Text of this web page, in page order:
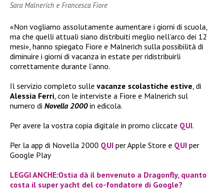
Sara Malnerich e Francesca Fiore
«Non vogliamo assolutamente aumentare i giorni di scuola,
ma che quelli attuali siano distribuiti meglio nell’arco dei 12
mesi», hanno spiegato Fiore e Malnerich sulla possibilità di
diminuire i giorni di vacanza in estate per ridistribuirli
correttamente durante l’anno.
Il servizio completo sulle vacanze scolastiche estive, di
Alessia Ferri, con le interviste a Fiore e Malnerich sul
numero di Novella 2000 in edicola.
Per avere la vostra copia digitale in promo cliccate QUI.
Per la app di Novella 2000 QUI per Apple Store e QUI per
Google Play
LEGGI ANCHE:Ostia dà il benvenuto a Dragonfly, quanto
costa il super yacht del co-fondatore di Google?